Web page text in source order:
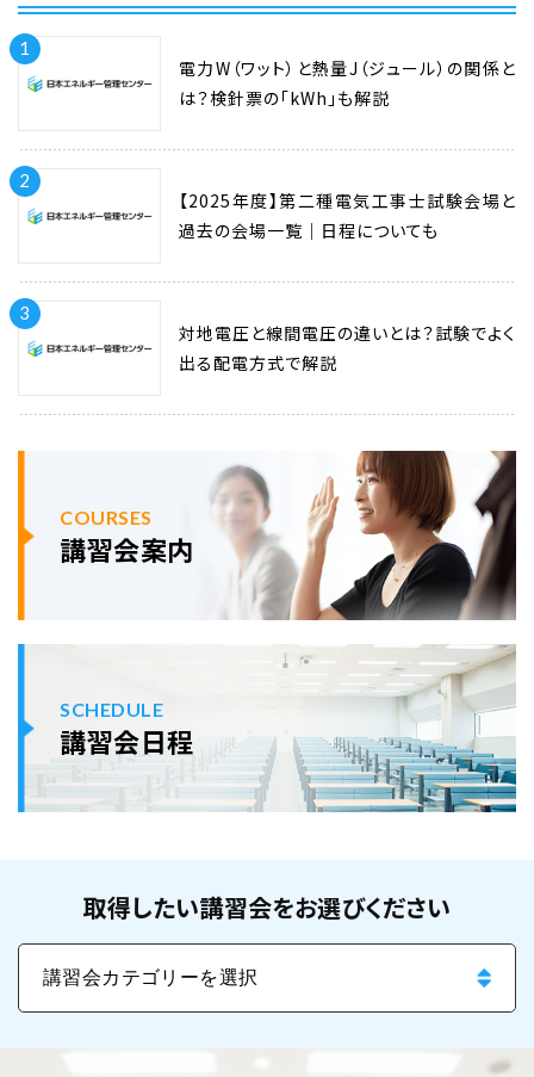
1
電力W（ワット）と熱量J（ジュール）の関係と
は？検針票の「kWh」も解説
2
【2025年度】第二種電気工事士試験会場と
過去の会場一覧｜日程についても
3
対地電圧と線間電圧の違いとは？試験でよく
出る配電方式で解説
COURSES
講習会案内
SCHEDULE
講習会日程
取得したい講習会をお選びください